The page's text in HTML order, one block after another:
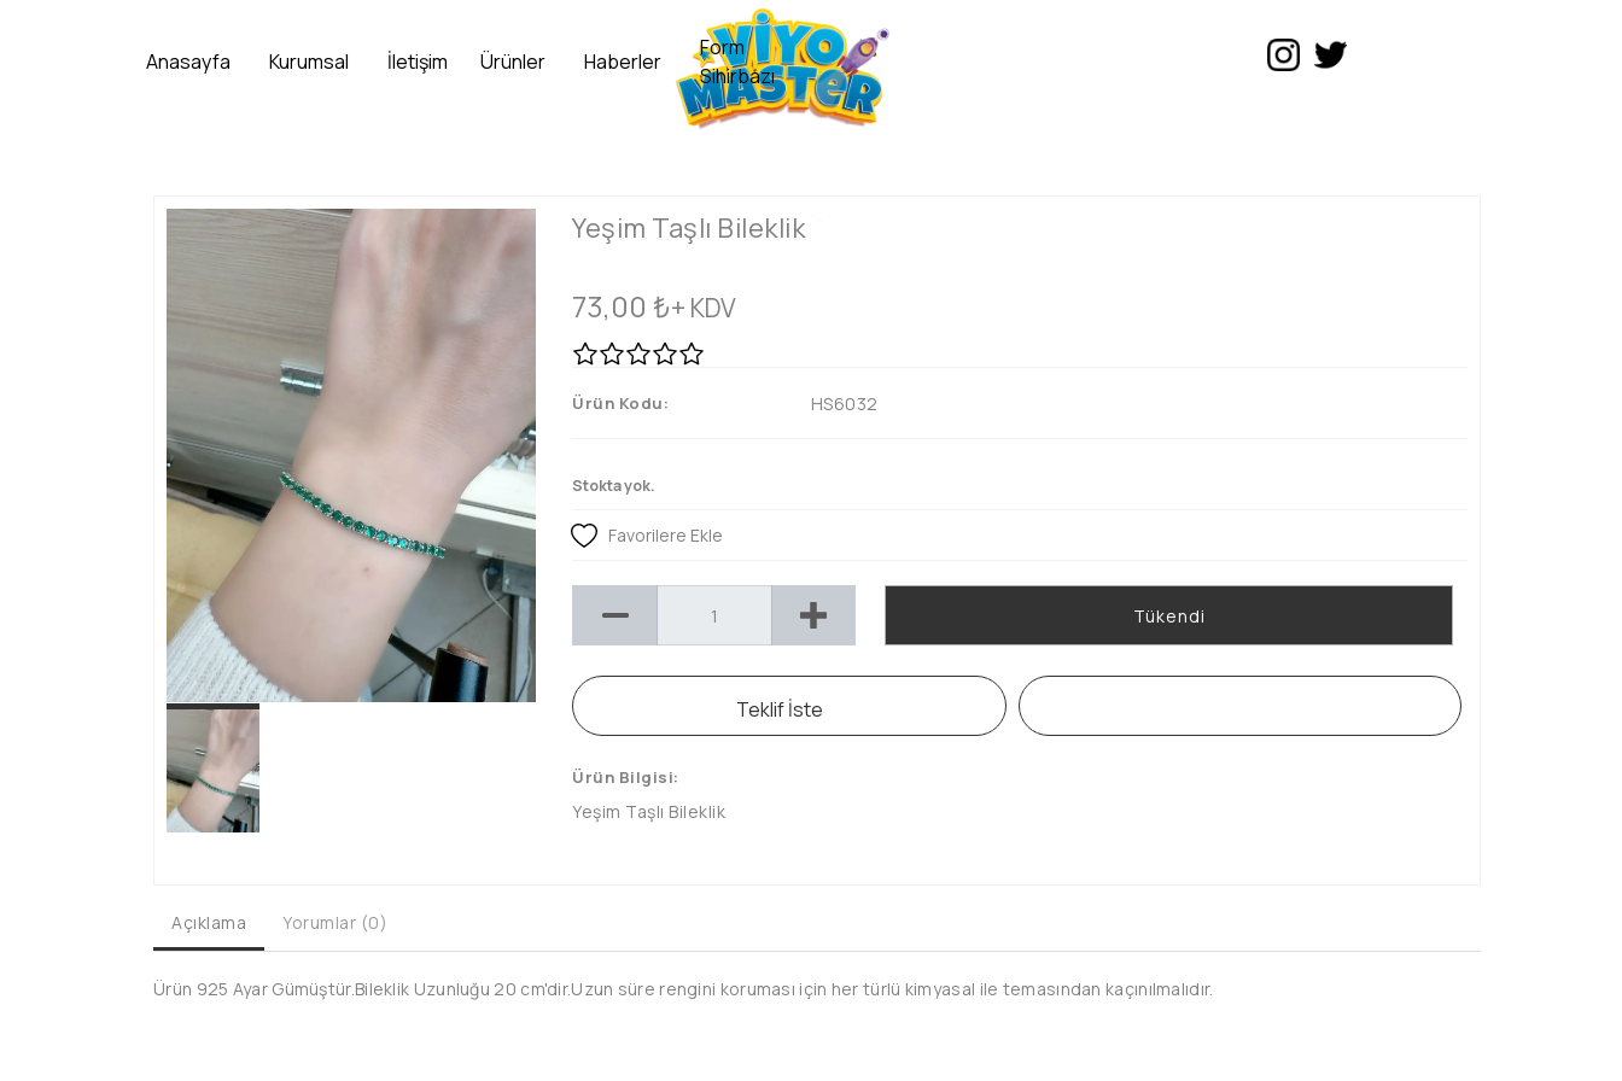
Yeşim Taşlı Bileklik
73,00 ₺+ KDV
Ürün Kodu: HS6032
Stokta yok.
Favorilere Ekle
Tükendi
Teklif İste
Ürün Bilgisi:
Yeşim Taşlı Bileklik
Açıklama Yorumlar (0)
Ürün 925 Ayar Gümüştür.Bileklik Uzunluğu 20 cm'dir.Uzun süre rengini koruması için her türlü kimyasal ile temasından kaçınılmalıdır.
Anasayfa Kurumsal İletişim Ürünler Haberler
Form
Sihirbazı